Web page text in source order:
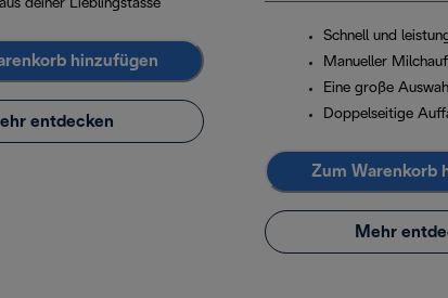
deiner Lieblingstasse
hinzufügen
entdecken
Schnell und
Manueller
Eine große
Doppelseitige
Zum Warenkorb
Mehr